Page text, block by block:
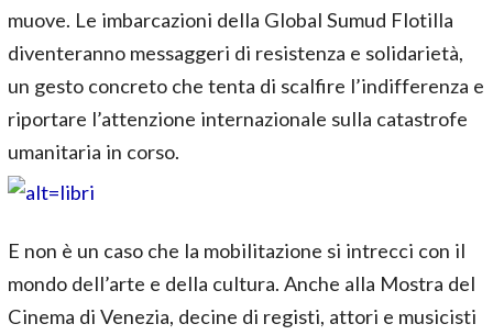
muove. Le imbarcazioni della Global Sumud Flotilla
diventeranno messaggeri di resistenza e solidarietà,
un gesto concreto che tenta di scalfire l’indifferenza e
riportare l’attenzione internazionale sulla catastrofe
umanitaria in corso.
E non è un caso che la mobilitazione si intrecci con il
mondo dell’arte e della cultura. Anche alla Mostra del
Cinema di Venezia, decine di registi, attori e musicisti